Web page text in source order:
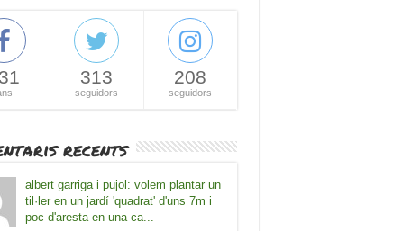
313
seguidors
208
seguidors
recents
albert garriga i pujol: volem plantar un
til·ler en un jardí 'quadrat' d'uns 7m i
poc d'aresta en una ca...